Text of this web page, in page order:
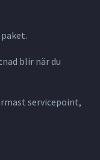
blir när du
servicepoint,